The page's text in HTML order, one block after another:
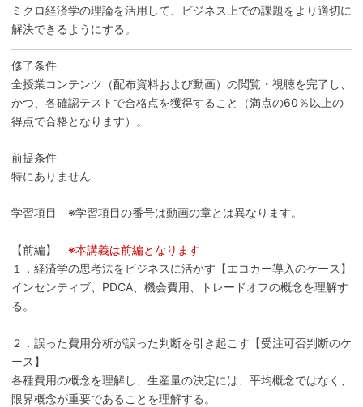
ミクロ経済学の理論を活用して、ビジネス上での課題をより適切に
解決できるようにする。
修了条件
全授業コンテンツ（配布資料および動画）の閲覧・視聴を完了し、
かつ、各確認テストで合格点を獲得すること（満点の60％以上の
得点で合格となります）。
前提条件
特にありません
学習項目 ※学習項目の番号は動画の章とは異なります。
【前編】 ※本講義は前編となります
１．経済学の思考法をビジネスに活かす【エコカー導入のケース】
インセンティブ、PDCA、機会費用、トレードオフの概念を理解す
る。
２．誤った費用分析が誤った判断を引き起こす【受注可否判断のケ
ース】
各種費用の概念を理解し、生産量の決定には、平均概念ではなく、
限界概念が重要であることを理解する。